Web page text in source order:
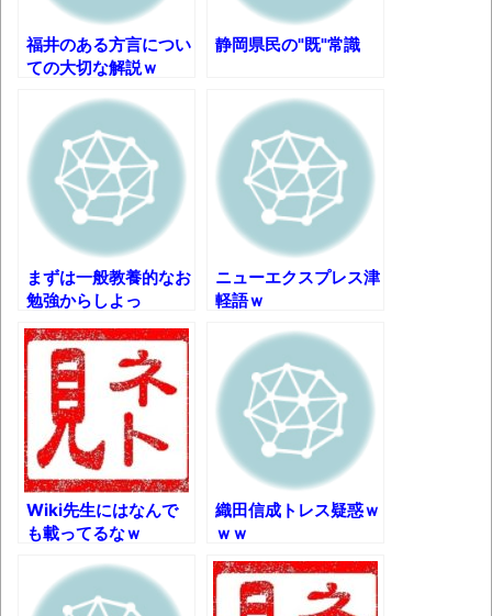
みんななんだかんだ言ってお金持ってんじ
ゃん
「アメリカのヤンキーがアジア人にケンカ
を売った結果ｗｗｗ」 ほか
【読書感想】山野辺太郎『いつか深い穴に
落ちるまで』
映画ちいかわ観に行ったので感想を書きま
す(若干ネタバレあり) 26/07/25
マケイン9巻＆アニメ公式ガイド感想
独学で挑んだ2026年二級建築士学科試験結
果速報（仮）
体験談：仕事で同じビルの中に入っている
グループ会社の嫁子 [ほのぼの]
葉月つばさちゃん、昔から見てるんだけど
かなりお姉さんになったね
壊れたエアコンと歌えないボク
バージョンアップ情報更新 AOMEI
Backupper Standard 8.3.0 などバージョンア
福井のある方言につい
ての大切な解説ｗ
静岡県民の"既"常識
まずは一般教養的なお
勉強からしよっ
か……？
ニューエクスプレス津
軽語ｗ
Wiki先生にはなんで
も載ってるなｗ
織田信成トレス疑惑ｗ
ｗｗ